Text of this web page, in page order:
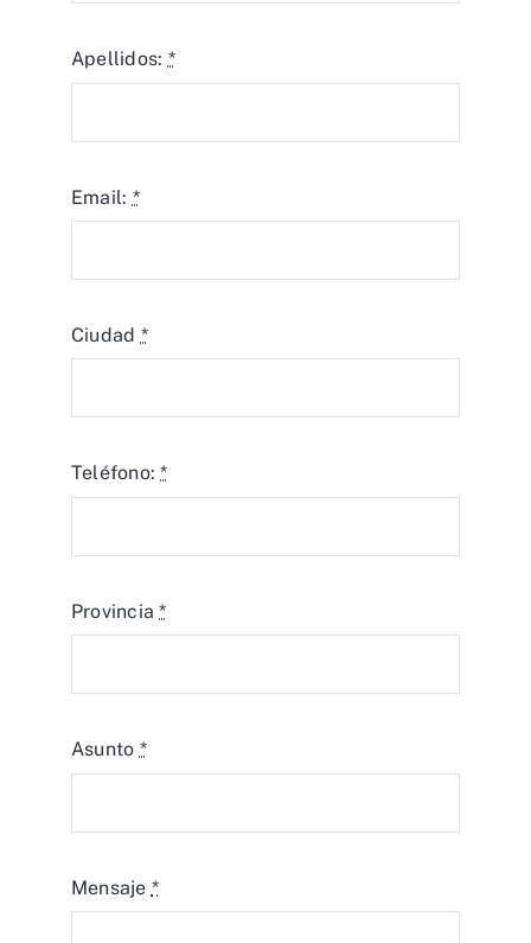
Apellidos: *
Email: *
Ciudad *
Teléfono:*
Provincia*
Asunto *
Mensaje *